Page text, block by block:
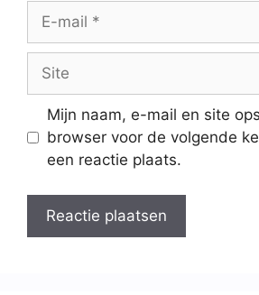
Mijn naam, e-mail en site
browser voor de volgende
een reactie plaats.